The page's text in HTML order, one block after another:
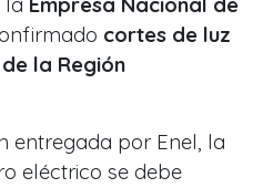
cortes de luz
la Región
entregada por Enel, la
eléctrico se debe